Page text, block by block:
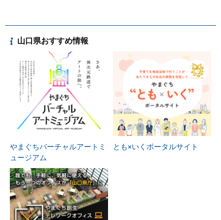
山口県おすすめ情報
やまぐちバーチャルアートミ
ュージアム
とも×いくポータルサイト